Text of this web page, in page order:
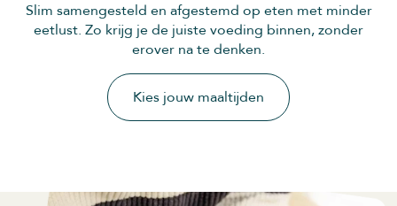
of een maagverkleining.
Slim samengesteld en afgestemd op eten met minder
eetlust. Zo krijg je de juiste voeding binnen, zonder
erover na te denken.
Kies jouw maaltijden